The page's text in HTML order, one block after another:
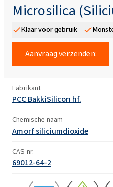
Microsilica
Klaar voor gebruik
Aanvraag verzenden:
Fabrikant
PCC BakkiSilicon hf.
Chemische naam
Amorf siliciumdioxide
CAS-nr.
69012-64-2